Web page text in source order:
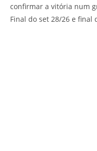
confirmar a vitória num
Final do set 28/26 e final